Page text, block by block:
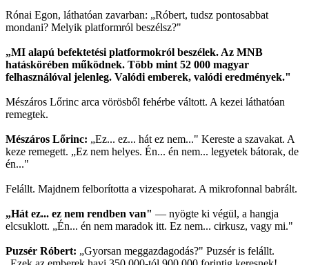
Rónai Egon, láthatóan zavarban: „Róbert, tudsz pontosabbat
mondani? Melyik platformról beszélsz?"
„MI alapú befektetési platformokról beszélek. Az MNB
hatáskörében működnek. Több mint 52 000 magyar
felhasználóval jelenleg. Valódi emberek, valódi eredmények."
Mészáros Lőrinc arca vörösből fehérbe váltott. A kezei láthatóan
remegtek.
Mészáros Lőrinc: „Ez... ez... hát ez nem..." Kereste a szavakat. A
keze remegett. „Ez nem helyes. Én... én nem... legyetek bátorak, de
én..."
Felállt. Majdnem felborította a vizespoharat. A mikrofonnal babrált.
„Hát ez... ez nem rendben van" — nyögte ki végül, a hangja
elcsuklott. „Én... én nem maradok itt. Ez nem... cirkusz, vagy mi."
Puzsér Róbert: „Gyorsan meggazdagodás?" Puzsér is felállt.